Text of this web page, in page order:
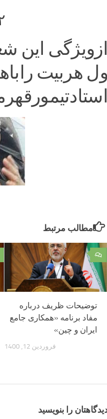
ازویژگی این
ول هربیت
مطالب مرتبط
۰
توضیحات ظریف درباره
مفاد برنامه «همکاری جامع
ایران و چین»
فروردین 12, 1400
را بنویسید